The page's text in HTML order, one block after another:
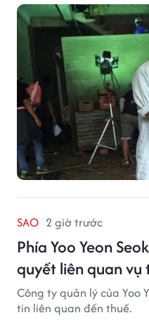
SAO 2 giờ trước
Phía Yoo Yeon
quyết liên quan vụ
Công ty quản lý của Yoo
tin liên quan đến thuế.